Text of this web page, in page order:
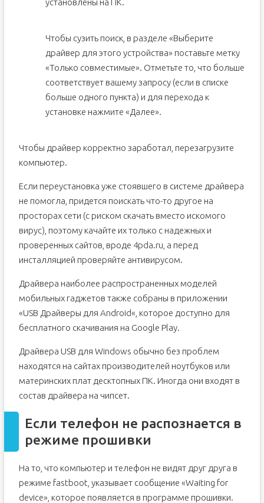
установлены на ПК.
Чтобы сузить поиск, в разделе «Выберите
драйвер для этого устройства» поставьте метку
«Только совместимые». Отметьте то, что больше
соответствует вашему запросу (если в списке
больше одного пункта) и для перехода к
установке нажмите «Далее».
Чтобы драйвер корректно заработал, перезагрузите
компьютер.
Если переустановка уже стоявшего в системе драйвера
не помогла, придется поискать что-то другое на
просторах сети (с риском скачать вместо искомого
вирус), поэтому качайте их только с надежных и
проверенных сайтов, вроде 4pda.ru, а перед
инсталляцией проверяйте антивирусом.
Драйвера наиболее распространенных моделей
мобильных гаджетов также собраны в приложении
«USB Драйверы для Android«, которое доступно для
бесплатного скачивания на Google Play.
Драйвера USB для Windows обычно без проблем
находятся на сайтах производителей ноутбуков или
материнских плат десктопных ПК. Иногда они входят в
состав драйвера на чипсет.
Если телефон не распознается в
режиме прошивки
На то, что компьютер и телефон не видят друг друга в
режиме fastboot, указывает сообщение «Waiting for
device», которое появляется в программе прошивки.